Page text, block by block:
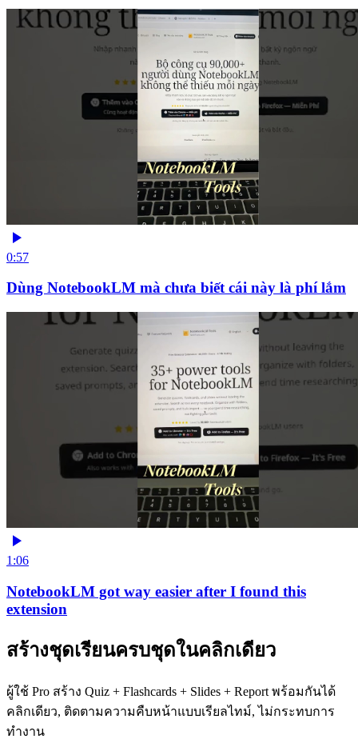
0:57
Dùng NotebookLM mà chưa biết cái này là phí lắm
1:06
NotebookLM got way easier after I found this
extension
สร้างชุดเรียนครบชุดในคลิกเดียว
ผู้ใช้ Pro สร้าง Quiz + Flashcards + Slides + Report พร้อมกันได้
คลิกเดียว, ติดตามความคืบหน้าแบบเรียลไทม์, ไม่กระทบการ
ทำงาน